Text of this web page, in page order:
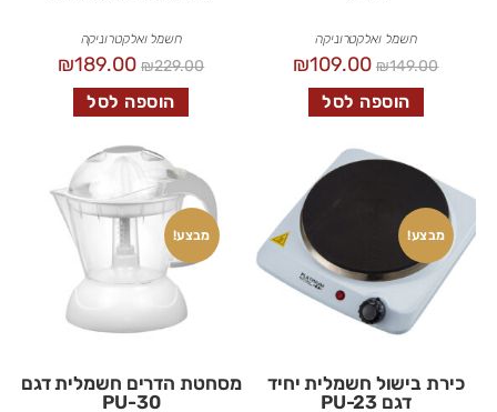
חשמל ואלקטרוניקה
₪149.00
₪109.00
הוספה לסל
חשמל ואלקטרוניקה
₪229.00
₪189.00
הוספה לסל
מבצע!
כירת בישול חשמלית יחיד
דגם PU-23
מבצע!
מסחטת הדרים חשמלית דגם
PU-30